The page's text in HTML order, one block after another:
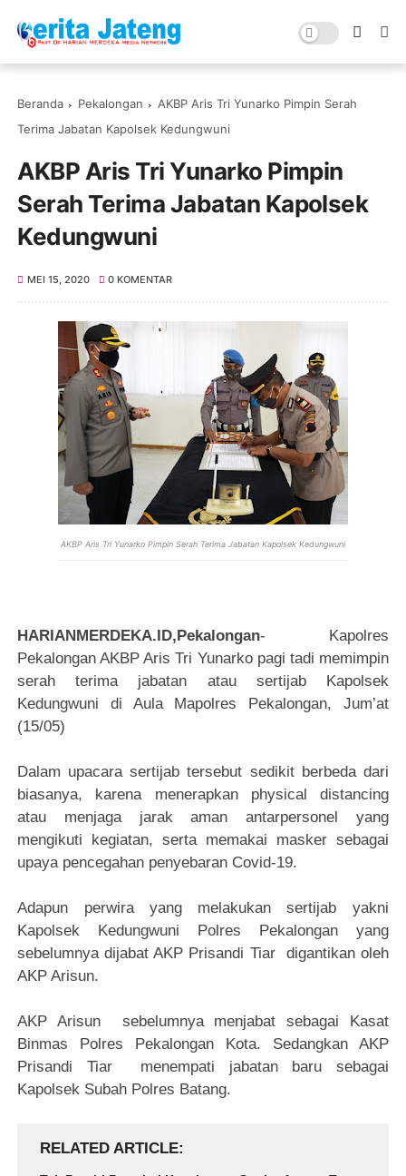
Beranda Pekalongan
AKBP Aris Tri Yunarko Pimpin Serah
Terima Jabatan Kapolsek Kedungwuni
AKBP Aris Tri Yunarko Pimpin
Serah Terima Jabatan Kapolsek
Kedungwuni
MEI 15, 2020 0 KOMENTAR
AKBP Aris Tri Yunarko Pimpin Serah Terima Jabatan Kapolsek Kedungwuni
HARIANMERDEKA.ID,Pekalongan- Kapolres
Pekalongan AKBP Aris Tri Yunarko pagi tadi memimpin
serah terima jabatan atau sertijab Kapolsek
Kedungwuni di Aula Mapolres Pekalongan, Jum’at
(15/05)
Dalam upacara sertijab tersebut sedikit berbeda dari
biasanya, karena menerapkan physical distancing
atau menjaga jarak aman antarpersonel yang
mengikuti kegiatan, serta memakai masker sebagai
upaya pencegahan penyebaran Covid-19.
Adapun perwira yang melakukan sertijab yakni
Kapolsek Kedungwuni Polres Pekalongan yang
sebelumnya dijabat AKP Prisandi Tiar digantikan oleh
AKP Arisun.
AKP Arisun sebelumnya menjabat sebagai Kasat
Binmas Polres Pekalongan Kota. Sedangkan AKP
Prisandi Tiar menempati jabatan baru sebagai
Kapolsek Subah Polres Batang.
RELATED ARTICLE